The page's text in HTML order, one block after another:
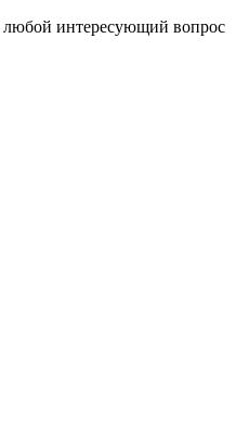
интересующий вопрос